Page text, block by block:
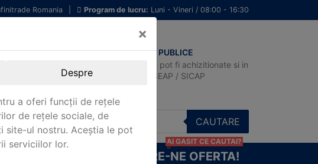
Romania Program de lucru: Luni - Vineri / 08:00 - 16:30
ACHIZITII PUBLICE
Produsele pot fi achizitionate si in
sistemul SEAP / SICAP
CAUTARE
CERE-NE OFERTA!
AI GASIT CE CAUTAI?
×
Despre
a oferi funcții de rețele
de rețele sociale, de
site-ul nostru. Aceștia le pot
serviciilor lor.